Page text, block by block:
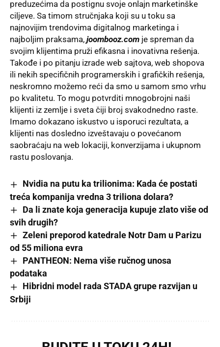
preduzećima da postignu svoje onlajn marketinške
ciljeve. Sa timom stručnjaka koji su u toku sa
najnovijim trendovima digitalnog marketinga i
najboljim praksama, joombooz.com je spreman da
svojim klijentima pruži efikasna i inovativna rešenja.
Takođe i po pitanju izrade web sajtova, web shopova
ili nekih specifičnih programerskih i grafičkih rešenja,
neskromno možemo reći da smo u samom smo vrhu
po kvalitetu. To mogu potvrditi mnogobrojni naši
klijenti iz zemlje i sveta čiji broj svakodnedno raste.
Imamo dokazano iskustvo u isporuci rezultata, a
klijenti nas dosledno izveštavaju o povećanom
saobraćaju na web lokaciji, konverzijama i ukupnom
rastu poslovanja.
Nvidia na putu ka trilionima: Kada će postati
treća kompanija vredna 3 triliona dolara?
Da li znate koja generacija kupuje zlato više od
svih drugih?
Zeleni preporod katedrale Notr Dam u Parizu
od 55 miliona evra
PANTHEON: Nema više ručnog unosa
podataka
Hibridni model rada STADA grupe razvijan u
Srbiji